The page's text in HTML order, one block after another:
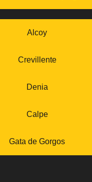
Alcoy
Crevillente
Denia
Calpe
Gata de Gorgos